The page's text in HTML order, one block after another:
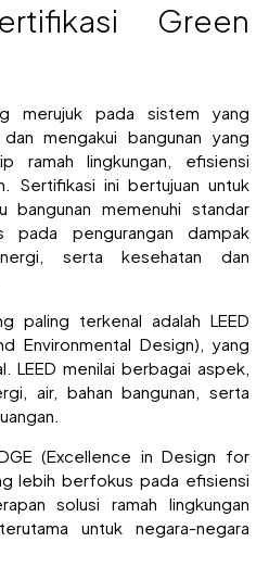
Green
merujuk pada sistem yang
mengakui bangunan yang
ramah lingkungan, efisiensi
Sertifikasi ini bertujuan untuk
bangunan memenuhi standar
pengurangan dampak
serta kesehatan dan
paling terkenal adalah LEED
Environmental Design), yang
LEED menilai berbagai aspek,
air, bahan bangunan, serta
(Excellence in Design for
lebih berfokus pada efisiensi
solusi ramah lingkungan
untuk negara-negara